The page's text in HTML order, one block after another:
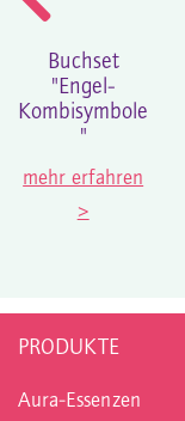
Buchset
"Engel-
Kombisymbole
"
mehr erfahren
>
PRODUKTE
Aura-Essenzen